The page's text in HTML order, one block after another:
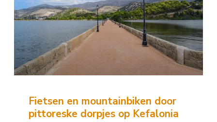
Fietsen en mountainbiken door
pittoreske dorpjes op Kefalonia